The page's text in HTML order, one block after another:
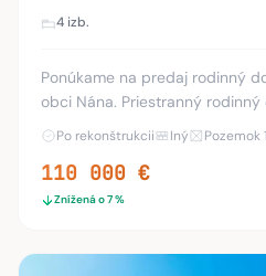
4 izb.
Ponúkame na predaj rodinný
obci Nána. Priestranný
pre rodinné bývanie alebo
Po rekonštrukcii Iný Pozemok
110 000 €
Znížená o 7 %